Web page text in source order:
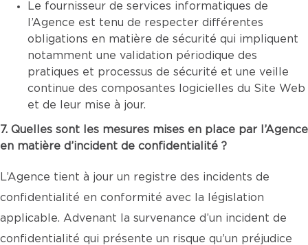
Le fournisseur de services informatiques de
l’Agence est tenu de respecter différentes
obligations en matière de sécurité qui impliquent
notamment une validation périodique des
pratiques et processus de sécurité et une veille
continue des composantes logicielles du Site Web
et de leur mise à jour.
7. Quelles sont les mesures mises en place par l’Agence
en matière d’incident de confidentialité ?
L’Agence tient à jour un registre des incidents de
confidentialité en conformité avec la législation
applicable. Advenant la survenance d’un incident de
confidentialité qui présente un risque qu’un préjudice